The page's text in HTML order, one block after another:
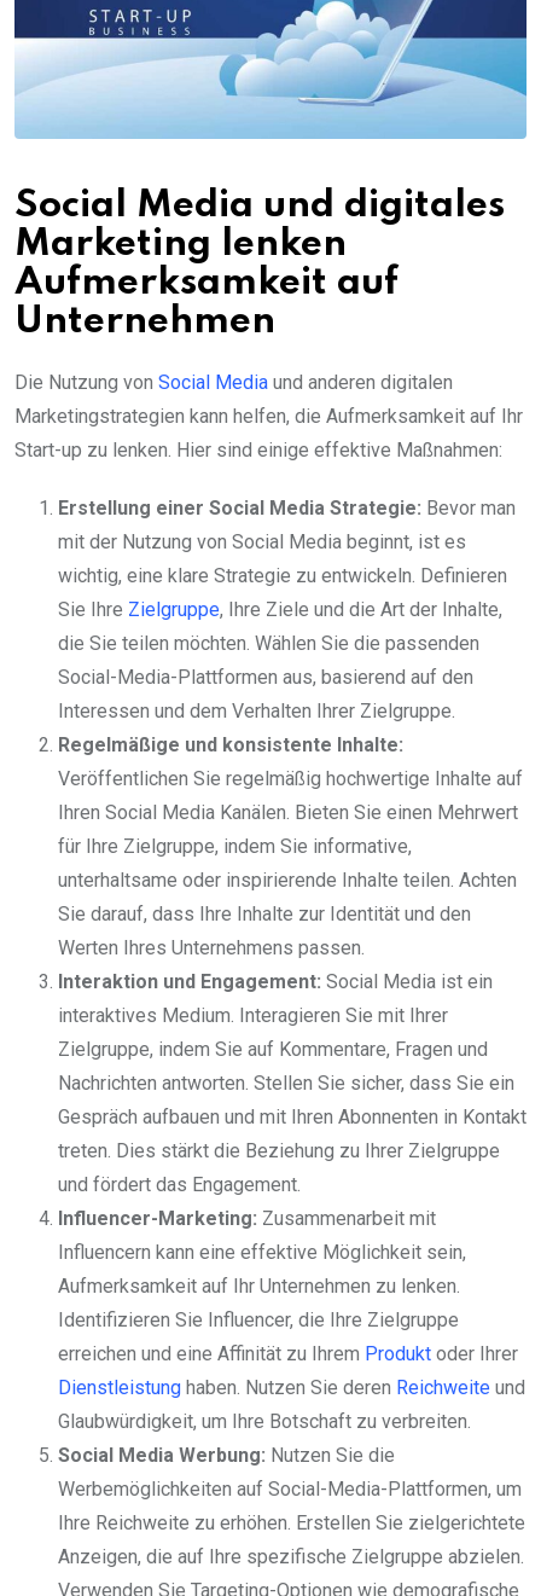
Social Media und digitales
Marketing lenken
Aufmerksamkeit auf
Unternehmen
Die Nutzung von Social Media und anderen digitalen
Marketingstrategien kann helfen, die Aufmerksamkeit auf Ihr
Start-up zu lenken. Hier sind einige effektive Maßnahmen:
Erstellung einer Social Media Strategie: Bevor man
mit der Nutzung von Social Media beginnt, ist es
wichtig, eine klare Strategie zu entwickeln. Definieren
Sie Ihre Zielgruppe, Ihre Ziele und die Art der Inhalte,
die Sie teilen möchten. Wählen Sie die passenden
Social-Media-Plattformen aus, basierend auf den
Interessen und dem Verhalten Ihrer Zielgruppe.
Regelmäßige und konsistente Inhalte:
Veröffentlichen Sie regelmäßig hochwertige Inhalte auf
Ihren Social Media Kanälen. Bieten Sie einen Mehrwert
für Ihre Zielgruppe, indem Sie informative,
unterhaltsame oder inspirierende Inhalte teilen. Achten
Sie darauf, dass Ihre Inhalte zur Identität und den
Werten Ihres Unternehmens passen.
Interaktion und Engagement: Social Media ist ein
interaktives Medium. Interagieren Sie mit Ihrer
Zielgruppe, indem Sie auf Kommentare, Fragen und
Nachrichten antworten. Stellen Sie sicher, dass Sie ein
Gespräch aufbauen und mit Ihren Abonnenten in Kontakt
treten. Dies stärkt die Beziehung zu Ihrer Zielgruppe
und fördert das Engagement.
Influencer-Marketing: Zusammenarbeit mit
Influencern kann eine effektive Möglichkeit sein,
Aufmerksamkeit auf Ihr Unternehmen zu lenken.
Identifizieren Sie Influencer, die Ihre Zielgruppe
erreichen und eine Affinität zu Ihrem Produkt oder Ihrer
Dienstleistung haben. Nutzen Sie deren Reichweite und
Glaubwürdigkeit, um Ihre Botschaft zu verbreiten.
Social Media Werbung: Nutzen Sie die
Werbemöglichkeiten auf Social-Media-Plattformen, um
Ihre Reichweite zu erhöhen. Erstellen Sie zielgerichtete
Anzeigen, die auf Ihre spezifische Zielgruppe abzielen.
Verwenden Sie Targeting-Optionen wie demografische